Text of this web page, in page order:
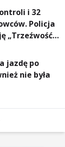
i 32
Policja
„Trzeźwość”
jazdę po
nie była